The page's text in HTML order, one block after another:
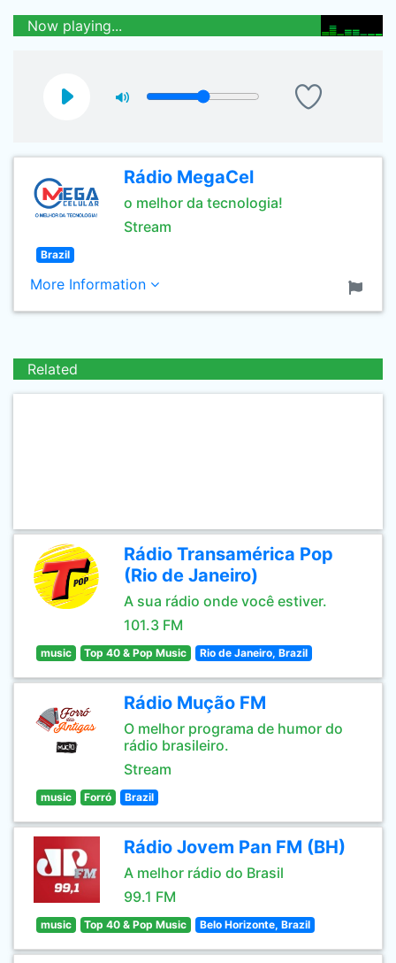
Now playing...
Rádio MegaCel
o melhor da tecnologia!
Stream
Brazil
More Information
Related
Rádio Transamérica Pop
(Rio de Janeiro)
A sua rádio onde você estiver.
101.3 FM
music Top 40 & Pop Music Rio de Janeiro, Brazil
Rádio Mução FM
O melhor programa de humor do
rádio brasileiro.
Stream
music Forró Brazil
Rádio Jovem Pan FM (BH)
A melhor rádio do Brasil
99.1 FM
music Top 40 & Pop Music Belo Horizonte, Brazil